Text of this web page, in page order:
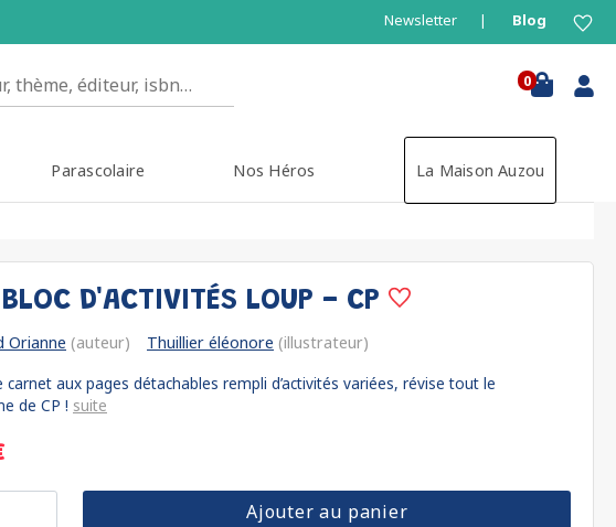
Newsletter Blog
0
Parascolaire Nos Héros La Maison Auzou
D'ACTIVITÉS LOUP - CP
Orianne (auteur) Thuillier éléonore (illustrateur)
carnet aux pages détachables rempli d’activités variées, révise tout le
de CP ! suite
Ajouter au panier